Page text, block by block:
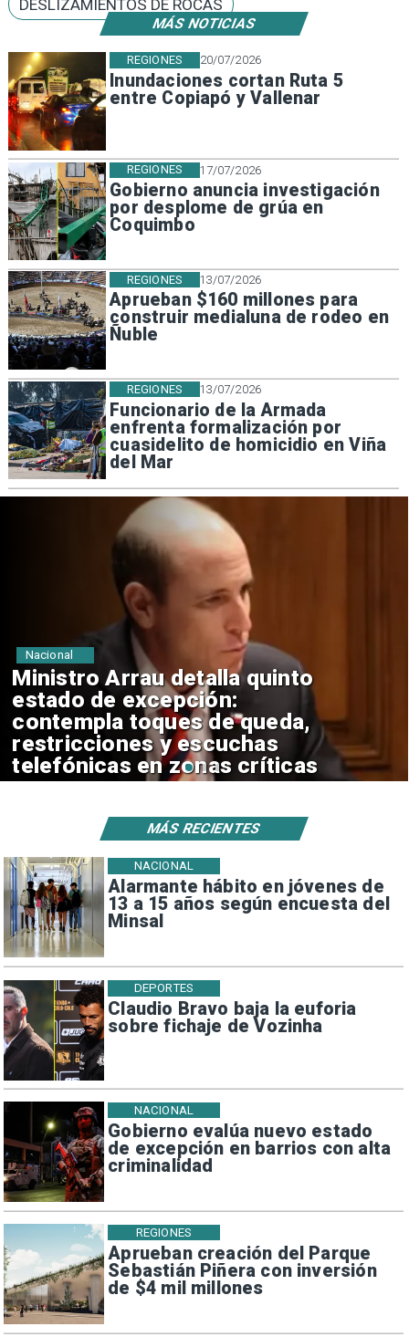
MÁS NOTICIAS
20/07/2026
Inundaciones cortan Ruta 5
entre Copiapó y Vallenar
REGIONES
17/07/2026
Gobierno anuncia investigación
por desplome de grúa en
Coquimbo
REGIONES
13/07/2026
Aprueban $160 millones para
construir medialuna de rodeo en
Ñuble
REGIONES
13/07/2026
Funcionario de la Armada
enfrenta formalización por
cuasidelito de homicidio en Viña
del Mar
REGIONES
DESLIZAMIENTOS DE ROCAS
Ministro Arrau defiende
secreto bancario y asegura
que Fiscalía logra levantarlo en
la mayoría de casos
Nacional
Alarmante hábito en jóvenes de
13 a 15 años según encuesta del
Minsal
NACIONAL
Claudio Bravo baja la euforia
sobre fichaje de Vozinha
DEPORTES
Gobierno evalúa nuevo estado
de excepción en barrios con alta
criminalidad
NACIONAL
Aprueban creación del Parque
Sebastián Piñera con inversión
de $4 mil millones
REGIONES
MÁS RECIENTES